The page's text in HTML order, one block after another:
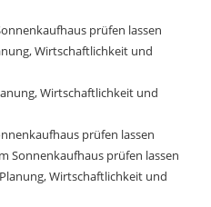
prüfen lassen
Wirtschaftlichkeit und
Wirtschaftlichkeit und
prüfen lassen
Sonnenkaufhaus prüfen lassen
Wirtschaftlichkeit und